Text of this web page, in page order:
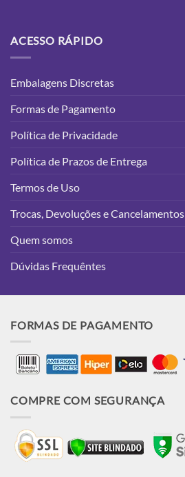
ACESSO RÁPIDO
Embalagens Discretas
Formas de Pagamento
Política de Privacidade
Política de Prazos de Entrega
Termos de Uso
Trocas, Devoluções e Cancelamentos
Quem somos
Dúvidas Frequêntes
FORMAS DE PAGAMENTO
COMPRE COM SEGURANÇA